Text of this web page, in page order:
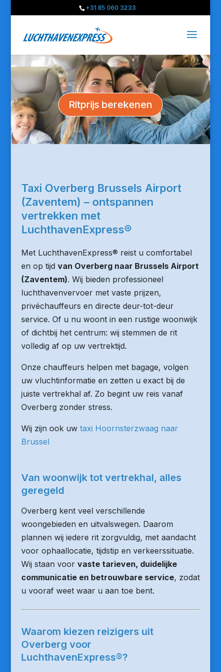
+31 85 060 3233
Ritprijs berekenen
Taxi Overberg Brussels Airport
(Zaventem) – ontspannen
vertrekken met
LuchthavenExpress®
Met LuchthavenExpress® reist u comfortabel
en op tijd van Overberg naar Brussels Airport
(Zaventem). Wij bieden professioneel
luchthavenvervoer met vaste prijzen,
privéchauffeurs en directe deur-tot-deur
service. Of u nu woont in een rustige woonwijk
of dichtbij het centrum: wij stemmen de rit
volledig af op uw vertrektijd.
Onze chauffeurs helpen met bagage, volgen
uw vluchtinformatie en zetten u exact bij de
juiste vertrekhal af. Zo begint uw reis vanaf
Overberg zonder stress.
Wij zijn ook uw taxi Hoornsterzwaag naar
Brussel
Van woonwijk tot vertrekhal, alles
geregeld
Overberg kent veel verschillende
woongebieden en uitvalswegen. Daarom
plannen wij iedere rit zorgvuldig, met aandacht
voor ophaallocatie, tijdstip en verkeerssituatie.
Wij staan voor vaste tarieven, duidelijke
communicatie en betrouwbare service, zodat
u vooraf weet waar u aan toe bent.
Waarom kiezen reizigers uit
Overberg voor
LuchthavenExpress®?